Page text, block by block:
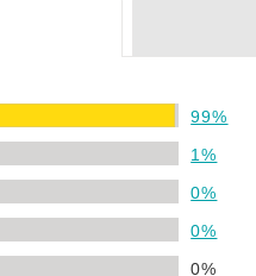
99%
1%
0%
0%
0%